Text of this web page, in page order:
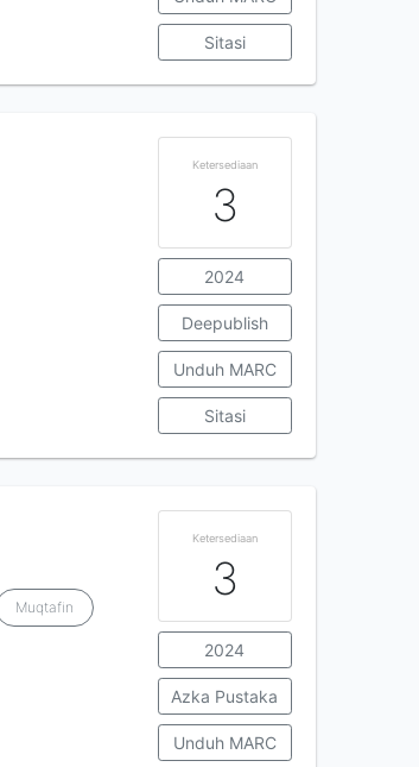
Sitasi
Ketersediaan
3
2024
Deepublish
Unduh MARC
Sitasi
Muqtafin
Ketersediaan
3
2024
Azka Pustaka
Unduh MARC